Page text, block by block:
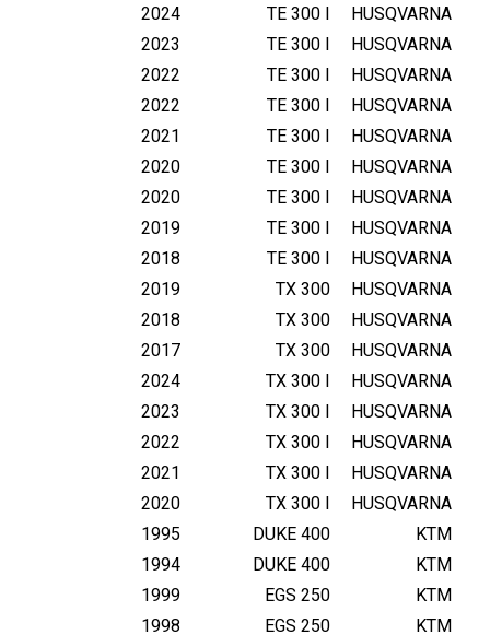
HUSQVARNA
TE 300 I
2024
HUSQVARNA
TE 300 I
2023
HUSQVARNA
TE 300 I
2022
HUSQVARNA
TE 300 I
2022
HUSQVARNA
TE 300 I
2021
HUSQVARNA
TE 300 I
2020
HUSQVARNA
TE 300 I
2020
HUSQVARNA
TE 300 I
2019
HUSQVARNA
TE 300 I
2018
HUSQVARNA
TX 300
2019
HUSQVARNA
TX 300
2018
HUSQVARNA
TX 300
2017
HUSQVARNA
TX 300 I
2024
HUSQVARNA
TX 300 I
2023
HUSQVARNA
TX 300 I
2022
HUSQVARNA
TX 300 I
2021
HUSQVARNA
TX 300 I
2020
KTM
DUKE 400
1995
KTM
DUKE 400
1994
KTM
EGS 250
1999
KTM
EGS 250
1998